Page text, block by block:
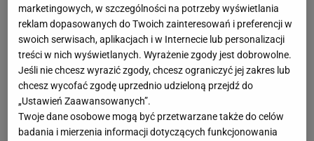
Tylko Lewandowski nie spełnił oczekiwań?
- Jedyną gwiazdą, która nie spełniła oczekiwań w obu
spotkaniach z Realem, był Robert Lewandowski. Poza
tym Bayern za postawę w rewanżu zasłużył sobie na
szacunek wszystkich - stwierdził Dietmar Hamann w
rozmowie ze stacją "Sky Sport".
marketingowych, w szczególności na potrzeby wyświetlania
reklam dopasowanych do Twoich zainteresowań i preferencji w
swoich serwisach, aplikacjach i w Internecie lub personalizacji
treści w nich wyświetlanych. Wyrażenie zgody jest dobrowolne.
Jeśli nie chcesz wyrazić zgody, chcesz ograniczyć jej zakres lub
chcesz wycofać zgodę uprzednio udzieloną przejdź do
„Ustawień Zaawansowanych”.
Twoje dane osobowe mogą być przetwarzane także do celów
badania i mierzenia informacji dotyczących funkcjonowania